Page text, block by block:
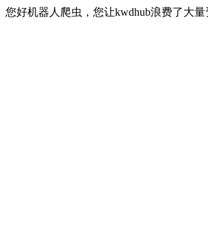
您好机器人爬虫，您让kwdhub浪费了大